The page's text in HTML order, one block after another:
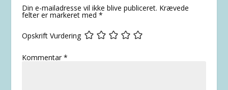
Din e-mailadresse vil ikke blive publiceret. Krævede
felter er markeret med *
Opskrift Vurdering
Kommentar*